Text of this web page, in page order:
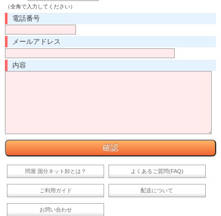
（全角で入力してください）
電話番号
メールアドレス
内容
問屋 国分ネット卸とは？ よくあるご質問(FAQ)
ご利用ガイド 配送について
お問い合わせ